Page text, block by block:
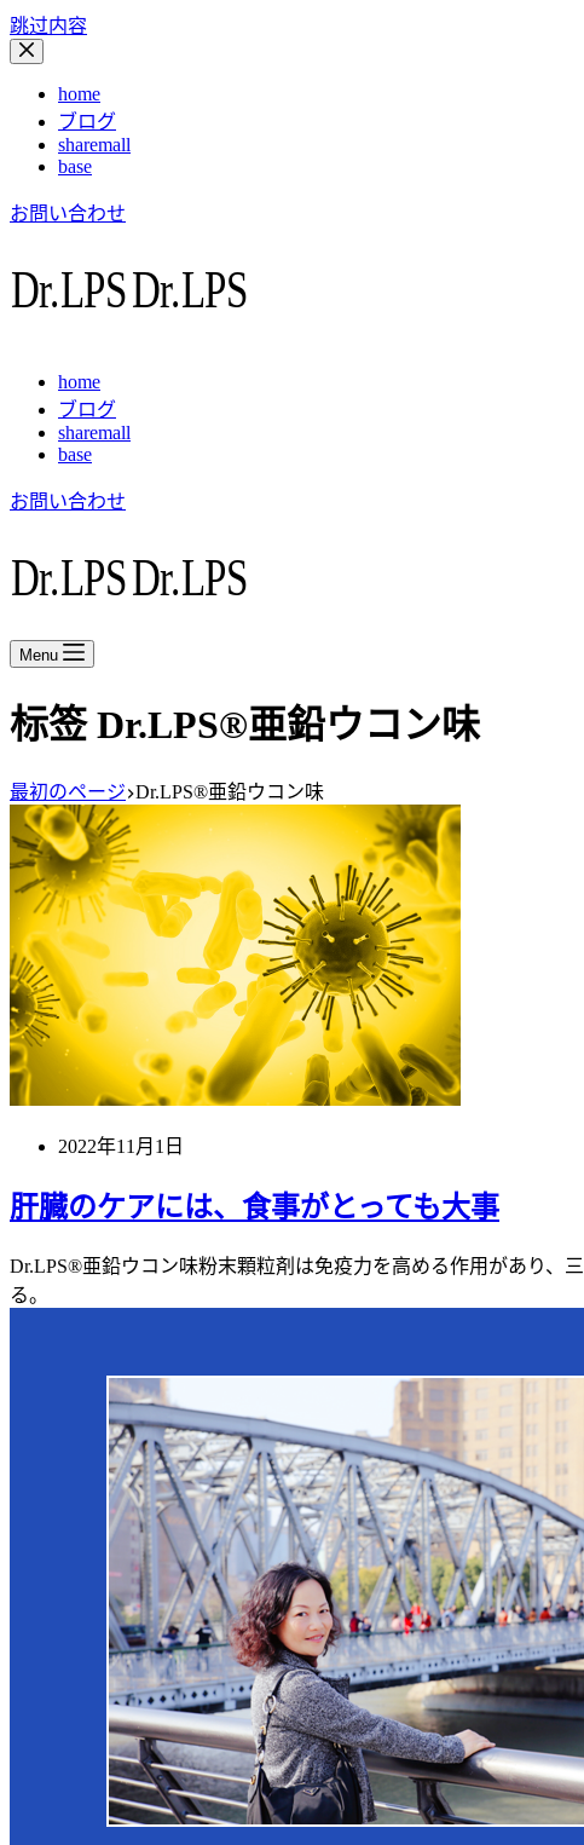
跳过内容
home
ブログ
sharemall
base
お問い合わせ
home
ブログ
sharemall
base
お問い合わせ
Menu
标签Dr.LPS®亜鉛ウコン味
最初のページ Dr.LPS®亜鉛ウコン味
2022年11月1日
肝臓のケアには、食事がとっても大事
Dr.LPS®亜鉛ウコン味粉末顆粒剤は免疫力を高める作用があり、
る。